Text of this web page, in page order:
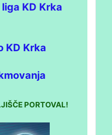
KD Krka
KD Krka
PORTOVAL!